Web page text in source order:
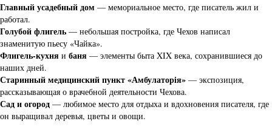
Главный усадебный дом — мемориальное место, где писатель жил и
работал.
Голубой флигель — небольшая постройка, где Чехов написал
знаменитую пьесу «Чайка».
Флигель-кухня и баня — элементы быта XIX века, сохранившиеся до
наших дней.
Старинный медицинский пункт «Амбулаторiя» — экспозиция,
рассказывающая о врачебной деятельности Чехова.
Сад и огород — любимое место для отдыха и вдохновения писателя, где
он выращивал деревья, цветы и овощи.